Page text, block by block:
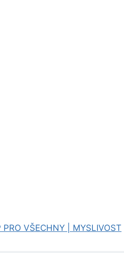
PRO VŠECHNY | MYSLIVOST